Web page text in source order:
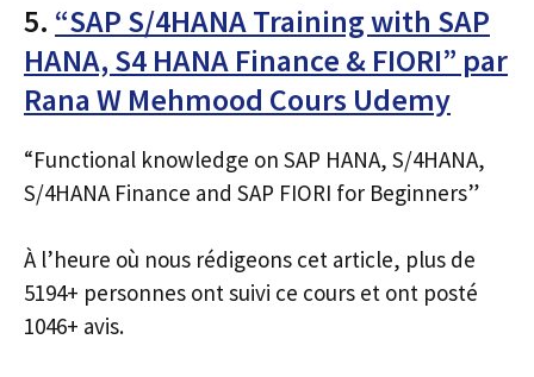
5. “SAP S/4HANA Training with SAP
HANA, S4 HANA Finance & FIORI” par
Rana W Mehmood Cours Udemy
“Functional knowledge on SAP HANA, S/4HANA,
S/4HANA Finance and SAP FIORI for Beginners”
À l’heure où nous rédigeons cet article, plus de
5194+ personnes ont suivi ce cours et ont posté
1046+ avis.